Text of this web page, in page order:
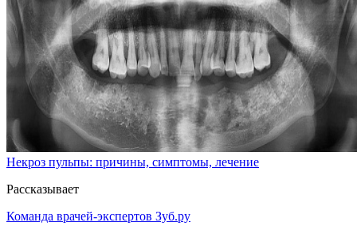
Некроз пульпы: причины, симптомы, лечение
Рассказывает
Команда врачей-экспертов Зуб.ру